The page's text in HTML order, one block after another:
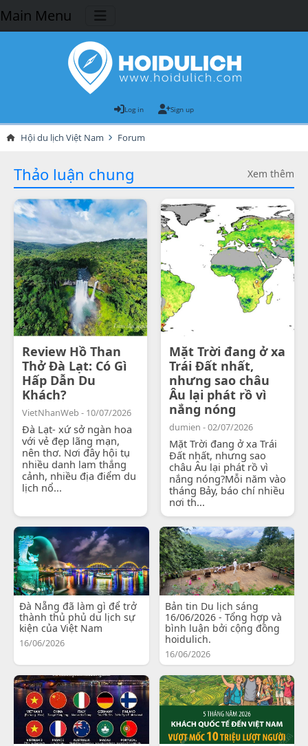
Main Menu
Log in Sign up
Hội du lịch Việt Nam Forum
Thảo luận chung Xem thêm
Review Hồ Than
Thở Đà Lạt: Có Gì
Hấp Dẫn Du
Khách?
VietNhanWeb - 10/07/2026
Đà Lạt- xứ sở ngàn hoa
với vẻ đẹp lãng mạn,
nên thơ. Nơi đây hội tụ
nhiều danh lam thắng
cảnh, nhiều địa điểm du
lịch nổ...
Mặt Trời đang ở xa
Trái Đất nhất,
nhưng sao châu
Âu lại phát rồ vì
nắng nóng
dumien - 02/07/2026
Mặt Trời đang ở xa Trái
Đất nhất, nhưng sao
châu Âu lại phát rồ vì
nắng nóng?Mỗi năm vào
tháng Bảy, báo chí nhiều
nơi th...
Đà Nẵng đã làm gì để trở
thành thủ phủ du lịch sự
kiện của Việt Nam
16/06/2026
Bản tin Du lịch sáng
16/06/2026 - Tổng hợp và
bình luận bởi cộng đồng
hoidulich.
16/06/2026